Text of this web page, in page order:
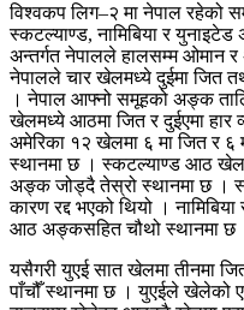
विश्वकप लिग–२ मा नेपाल रहेको
स्कटल्याण्ड, नामिबिया र
अन्तर्गत नेपालले हालसम्म ओमान
नेपालले चार खेलमध्ये दुईमा जित
। नेपाल आफ्नो समूहको अङ्क
खेलमध्ये आठमा जित र दुईएमा हार
अमेरिका १२ खेलमा ६ मा जित र ६
स्थानमा छ । स्कटल्याण्ड आठ
अङ्क जोड्दै तेस्रो स्थानमा छ ।
कारण रद्द भएको थियो ।
आठ अङ्कसहित चौथो स्थानमा छ
यसैगरी युएई सात खेलमा तीनमा
पाँचौँ स्थानमा छ । युएईले खेलेको